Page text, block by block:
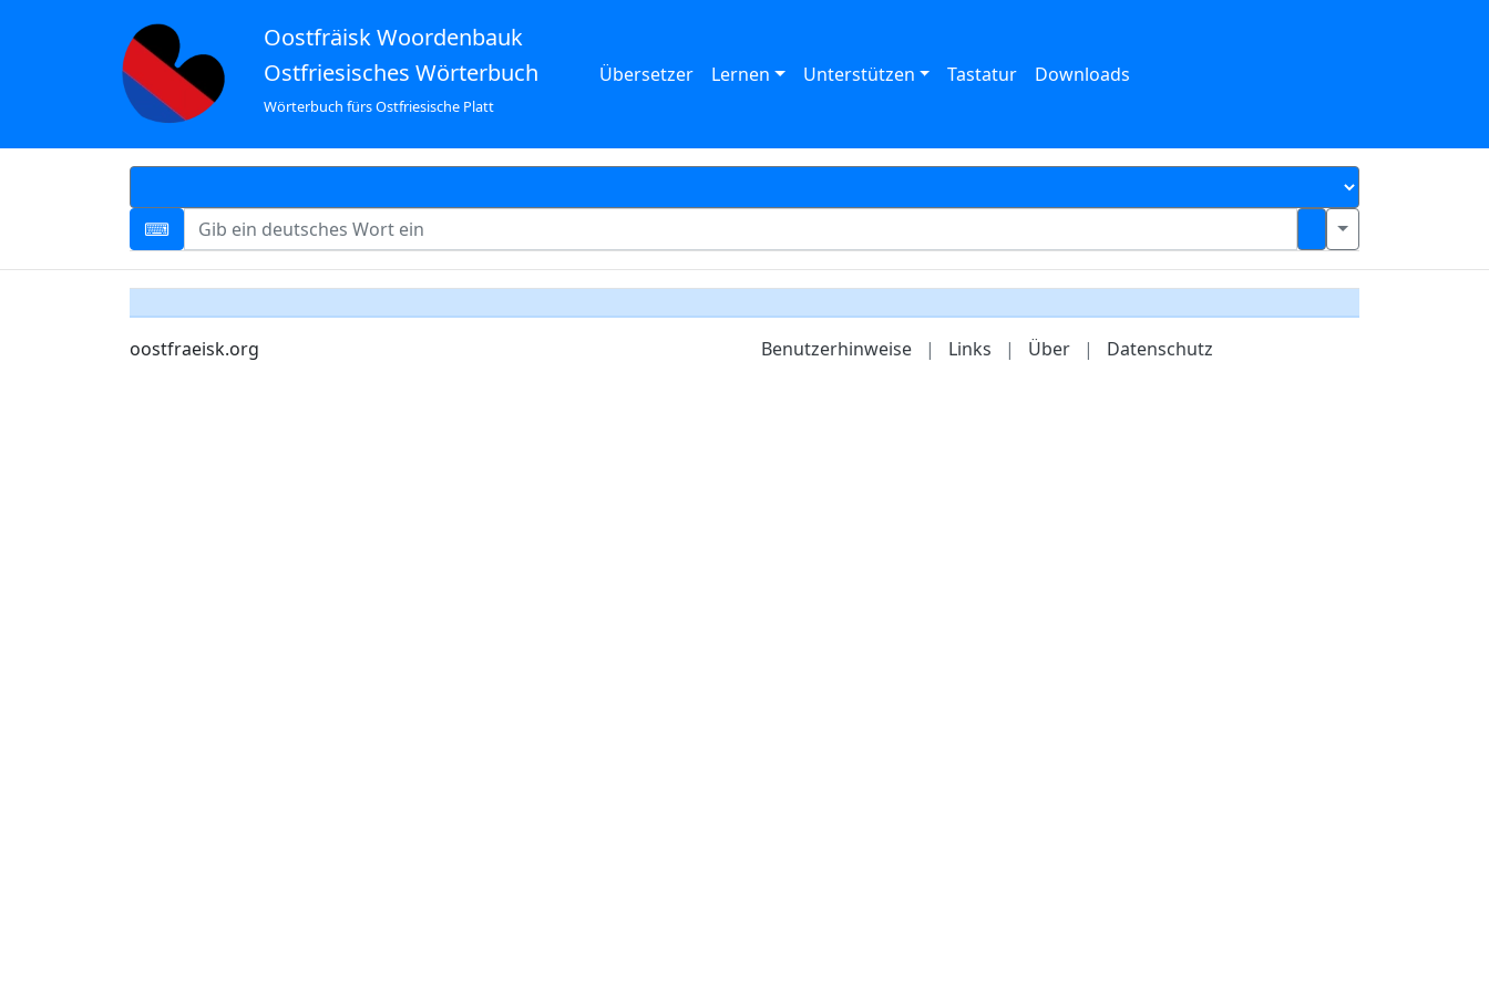
Oostfräisk Woordenbauk
Ostfriesisches Wörterbuch
Wörterbuch fürs Ostfriesische Platt
Übersetzer Lernen Unterstützen Tastatur Downloads
oostfraeisk.org Benutzerhinweise | Links | Über | Datenschutz